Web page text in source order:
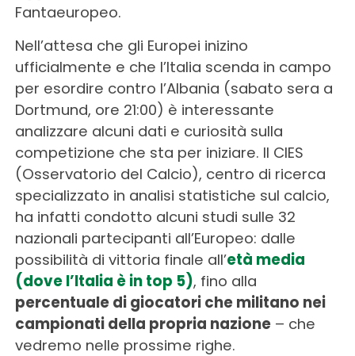
Fantaeuropeo.
Nell’attesa che gli Europei inizino
ufficialmente e che l’Italia scenda in campo
per esordire contro l’Albania (sabato sera a
Dortmund, ore 21:00) è interessante
analizzare alcuni dati e curiosità sulla
competizione che sta per iniziare. Il CIES
(Osservatorio del Calcio), centro di ricerca
specializzato in analisi statistiche sul calcio,
ha infatti condotto alcuni studi sulle 32
nazionali partecipanti all’Europeo: dalle
possibilità di vittoria finale all’età media
(dove l’Italia è in top 5), fino alla
percentuale di giocatori che militano nei
campionati della propria nazione– che
vedremo nelle prossime righe.